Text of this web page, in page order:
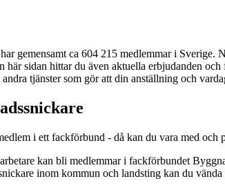
gemensamt ca 604 215 medlemmar i
här sidan hittar du även aktuella erbjudanden
tjänster som gör att din anställning och
i ett fackförbund - då kan du vara med
kan bli medlemmar i fackförbundet
inom kommun och landsting kan du